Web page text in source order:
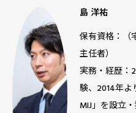
島 洋祐
保有資格：（
主任者）
実務・経歴：
験、2014年よ
MIJ」を設立